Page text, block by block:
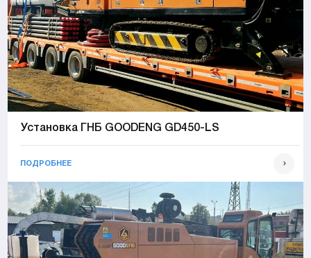
Установка ГНБ GOODENG GD450-LS
ПОДРОБНЕЕ